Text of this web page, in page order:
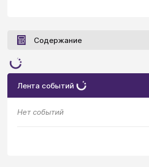
Содержание
Лента событий
Нет событий